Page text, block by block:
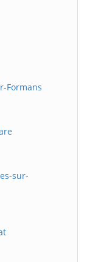
Formans
sur-